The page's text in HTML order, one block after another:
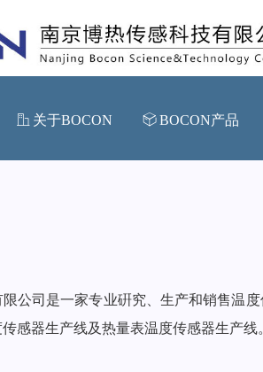
ꀶ 关于BOCON ꁦ BOCON产品
公司是一家专业硏究、生产和销售温
感器生产线及热量表温度传感器生产